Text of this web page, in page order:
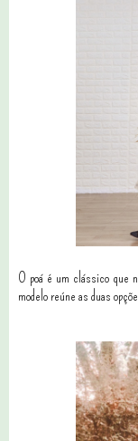
O poá é um clássico que
modelo reúne as duas